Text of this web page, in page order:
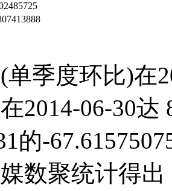
季度环比)在
2014-06-30达
的-
数聚统计得